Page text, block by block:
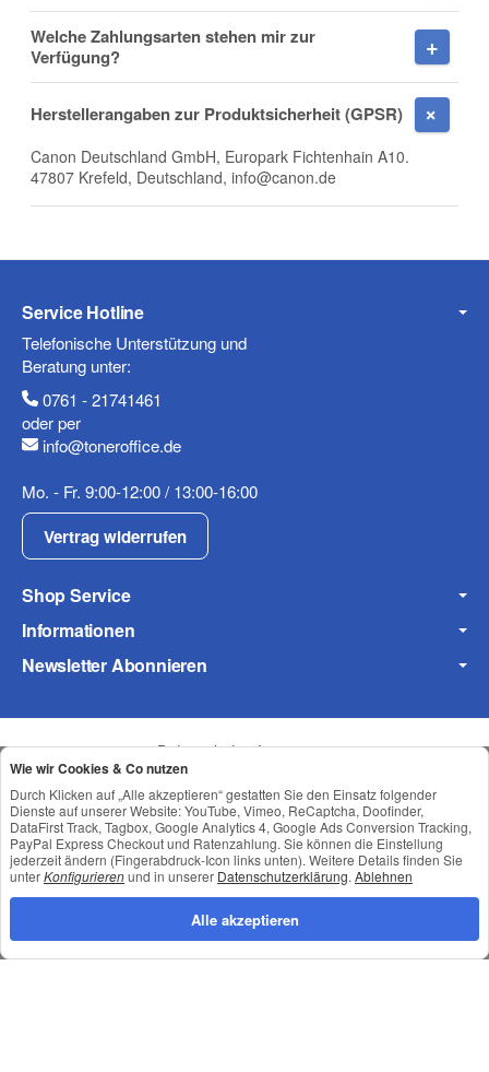
Mobiltelefon
Frage zum Artikel
Ihre Frage
Welche Zahlungsarten stehen mir zur
Verfügung?
Herstellerangaben zur Produktsicherheit (GPSR)
Canon Deutschland GmbH, Europark Fichtenhain A10.
47807 Krefeld, Deutschland, info@canon.de
Service Hotline
Telefonische Unterstützung und
Beratung unter:
0761 - 21741461
oder per
info@toneroffice.de
Mo. - Fr. 9:00-12:00 / 13:00-16:00
Vertrag widerrufen
Shop Service
Informationen
Newsletter Abonnieren
Datenschutz•Impressum
Wie wir Cookies & Co nutzen
Durch Klicken auf „Alle akzeptieren“ gestatten Sie den Einsatz folgender
Dienste auf unserer Website: YouTube, Vimeo, ReCaptcha, Doofinder,
DataFirst Track, Tagbox, Google Analytics 4, Google Ads Conversion Tracking,
PayPal Express Checkout und Ratenzahlung. Sie können die Einstellung
jederzeit ändern (Fingerabdruck-Icon links unten). Weitere Details finden Sie
unterKonfigurierenund in unserer Datenschutzerklärung. Ablehnen
Alle akzeptieren